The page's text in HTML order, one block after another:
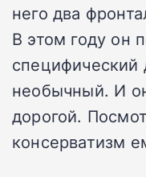
него два
В этом году он
специфический
необычный. И
дорогой.
консерватизм